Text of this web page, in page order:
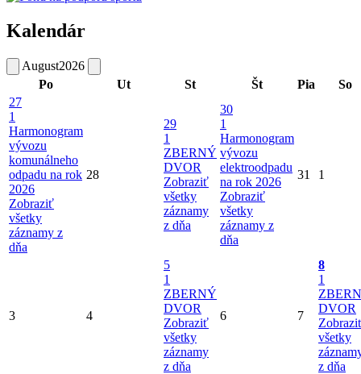
Kalendár
August2026
Po
Ut St Št Pia
So
27
1
Harmonogram
vývozu
komunálneho
odpadu na rok
2026
Zobraziť
všetky
záznamy z
dňa
28
29
1
ZBERNÝ
DVOR
Zobraziť
všetky
záznamy
z dňa
30
1
Harmonogram
vývozu
elektroodpadu
na rok 2026
Zobraziť
všetky
záznamy z
dňa
31 1
3 4
5
1
ZBERNÝ
DVOR
Zobraziť
všetky
záznamy
z dňa
6 7
8
1
DVOR
všetky
z dňa